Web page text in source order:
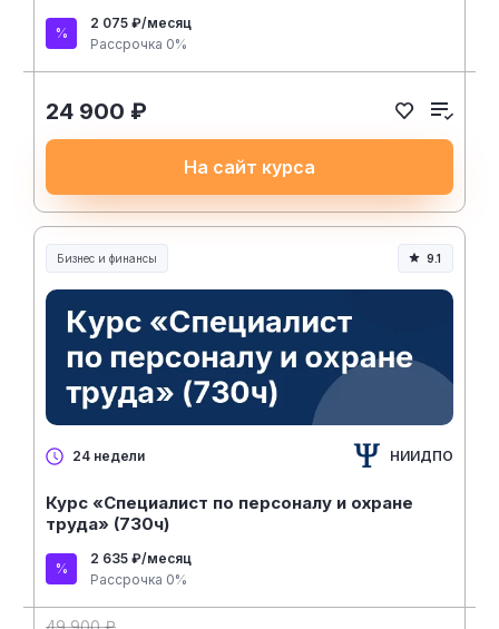
2 075 ₽/месяц
Рассрочка 0%
24 900 ₽
На сайт курса
Бизнес и финансы 9.1
24 недели НИИДПО
Курс «Специалист по персоналу и охране
труда» (730ч)
2 635 ₽/месяц
Рассрочка 0%